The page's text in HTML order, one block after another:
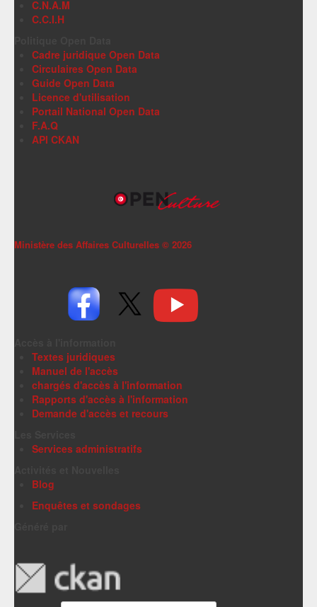
C.N.A.M
C.C.I.H
Cadre juridique Open Data
Circulaires Open Data
Guide Open Data
Licence d'utilisation
Portail National Open Data
F.A.Q
API CKAN
Ministère des Affaires Culturelles © 2026
Textes juridiques
Manuel de l'accès
chargés d'accès à l'information
Rapports d'accès à l'information
Demande d'accès et recours
Services administratifs
Blog
Enquêtes et sondages